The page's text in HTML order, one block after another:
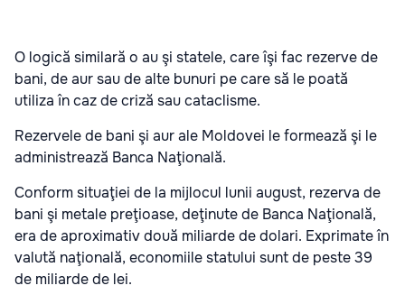
O logică similară o au şi statele, care îşi fac rezerve de
bani, de aur sau de alte bunuri pe care să le poată
utiliza în caz de criză sau cataclisme.
Rezervele de bani şi aur ale Moldovei le formează şi le
administrează Banca Naţională.
Conform situaţiei de la mijlocul lunii august, rezerva de
bani şi metale preţioase, deţinute de Banca Naţională,
era de aproximativ două miliarde de dolari. Exprimate în
valută naţională, economiile statului sunt de peste 39
de miliarde de lei.